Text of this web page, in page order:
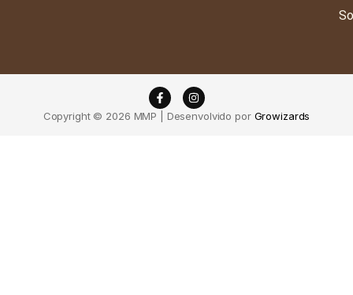
Copyright © 2026 MMP | Desenvolvido por Growizards